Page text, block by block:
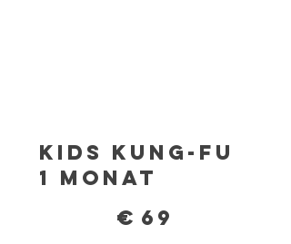
Kids Kung-Fu
1 Monat
€ 69